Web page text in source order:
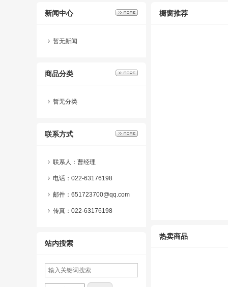
新闻中心
暂无新闻
商品分类
暂无分类
联系方式
联系人：曹经理
电话：022-63176198
邮件：651723700@qq.com
传真：022-63176198
站内搜索
橱窗推荐
热卖商品